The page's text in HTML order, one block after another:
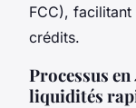
FCC),
crédits.
Processus
liquidités